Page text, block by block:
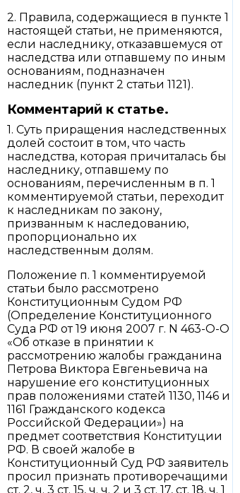
2. Правила, содержащиеся в пункте 1
настоящей статьи, не применяются,
если наследнику, отказавшемуся от
наследства или отпавшему по иным
основаниям, подназначен
наследник (пункт 2 статьи 1121).
Комментарий к статье.
1. Суть приращения наследственных
долей состоит в том, что часть
наследства, которая причиталась бы
наследнику, отпавшему по
основаниям, перечисленным в п. 1
комментируемой статьи, переходит
к наследникам по закону,
призванным к наследованию,
пропорционально их
наследственным долям.
Положение п. 1 комментируемой
статьи было рассмотрено
Конституционным Судом РФ
(Определение Конституционного
Суда РФ от 19 июня 2007 г. N 463-О-О
«Об отказе в принятии к
рассмотрению жалобы гражданина
Петрова Виктора Евгеньевича на
нарушение его конституционных
прав положениями статей 1130, 1146 и
1161 Гражданского кодекса
Российской Федерации») на
предмет соответствия Конституции
РФ. В своей жалобе в
Конституционный Суд РФ заявитель
просил признать противоречащими
ст. 2, ч. 3 ст. 15, ч. ч. 2 и 3 ст. 17, ст. 18, ч. 1